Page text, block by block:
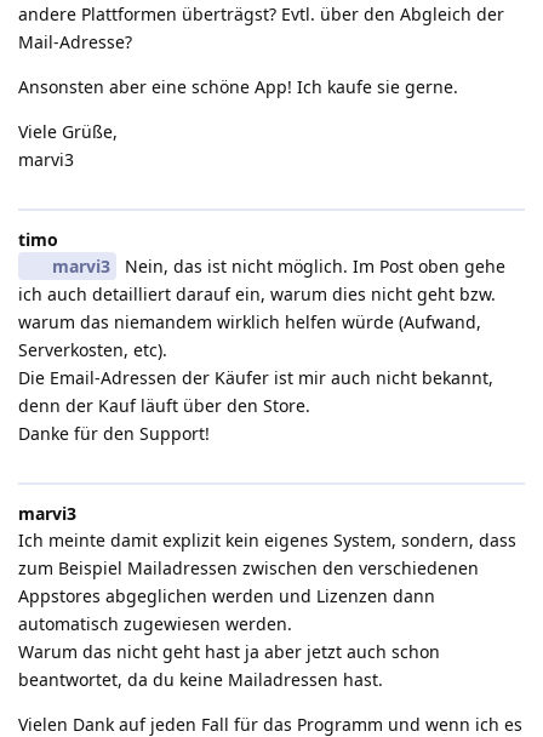
andere Plattformen überträgst? Evtl. über den Abgleich der
Mail-Adresse?
Ansonsten aber eine schöne App! Ich kaufe sie gerne.
Viele Grüße,
marvi3
timo
marvi3
Nein, das ist nicht möglich. Im Post oben gehe
ich auch detailliert darauf ein, warum dies nicht geht bzw.
warum das niemandem wirklich helfen würde (Aufwand,
Serverkosten, etc).
Die Email-Adressen der Käufer ist mir auch nicht bekannt,
denn der Kauf läuft über den Store.
Danke für den Support!
marvi3
Ich meinte damit explizit kein eigenes System, sondern, dass
zum Beispiel Mailadressen zwischen den verschiedenen
Appstores abgeglichen werden und Lizenzen dann
automatisch zugewiesen werden.
Warum das nicht geht hast ja aber jetzt auch schon
beantwortet, da du keine Mailadressen hast.
Vielen Dank auf jeden Fall für das Programm und wenn ich es